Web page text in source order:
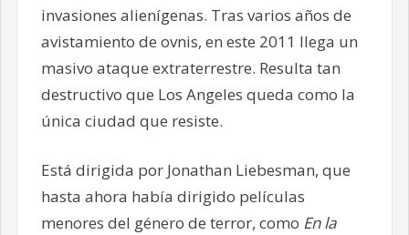
invasiones alienígenas. Tras varios años de
avistamiento de ovnis, en este 2011 llega un
masivo ataque extraterrestre. Resulta tan
destructivo que Los Angeles queda como la
única ciudad que resiste.
Está dirigida por Jonathan Liebesman, que
hasta ahora había dirigido películas
menores del género de terror, como En la